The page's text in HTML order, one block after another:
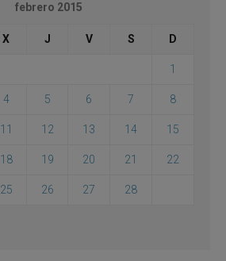
febrero 2015
X J V S D
1
4 5 6 7 8
11 12 13 14 15
18 19 20 21 22
25 26 27 28